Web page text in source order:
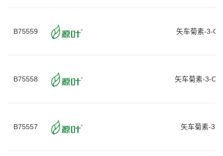
B75559 矢车菊素-3-O-
B75558 矢车菊素-3-O-
B75557 矢车菊素-3-